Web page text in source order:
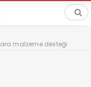
malzeme desteği